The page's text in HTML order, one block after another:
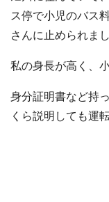
ス停で小児のバス
さんに止められまし
私の身長が高く、
身分証明書など持
くら説明しても運